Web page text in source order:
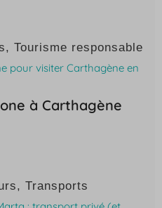
, Tourisme responsable
à Carthagène
, Transports